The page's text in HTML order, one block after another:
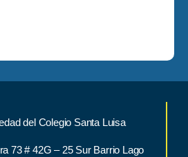
del Colegio Santa Luisa
73 # 42G – 25 Sur Barrio Lago